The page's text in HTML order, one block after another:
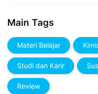
Main Tags
Materi Belajar
Studi dan Karir
Review